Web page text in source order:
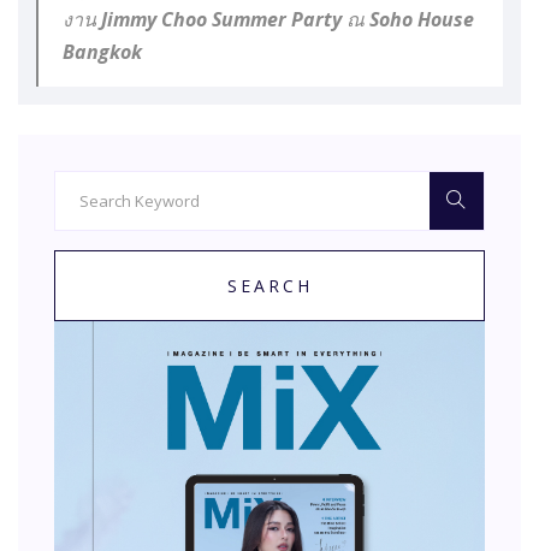
งาน Jimmy Choo Summer Party ณ Soho House
Bangkok
SEARCH